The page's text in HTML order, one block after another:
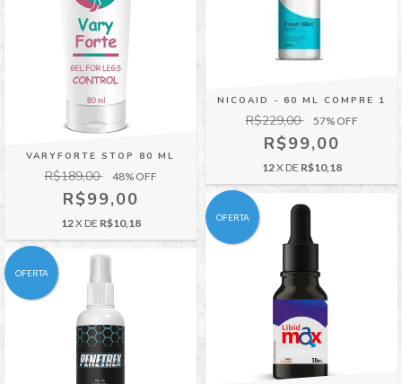
VARYFORTE STOP 80 ML
R$189,00 48% OFF
R$99,00
12X DE R$10,18
NICOAID - 60 ML COMPRE 1
R$229,00 57% OFF
R$99,00
12X DE R$10,18
OFERTA
OFERTA